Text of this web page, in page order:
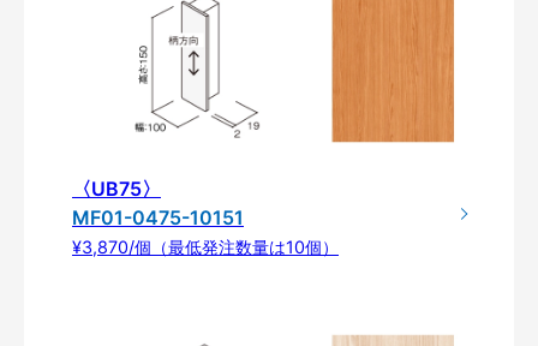
〈UB75〉
MF01-0475-10151
¥3,870/個（最低発注数量は10個）